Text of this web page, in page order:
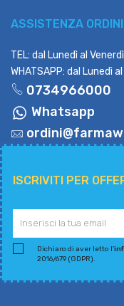
ASSISTENZA ORDINI
TEL: dal Lunedì al
WHATSAPP: dal Lunedì
0734966000
Whatsapp
ISCRIVITI PER
Dichiaro di aver letto l'
2016/679 (GDPR).